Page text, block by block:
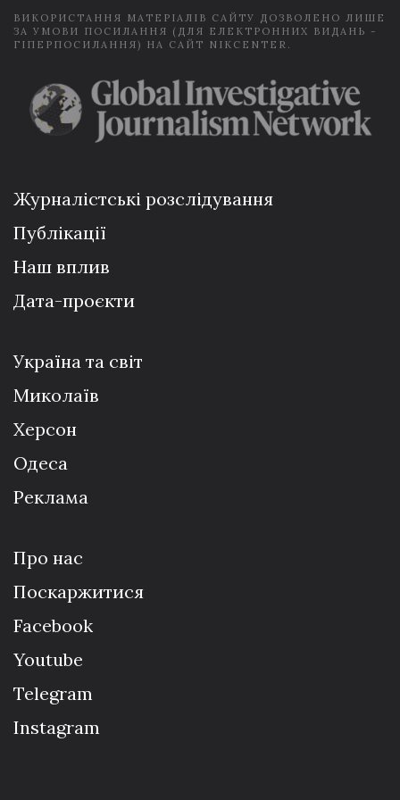
ВИКОРИСТАННЯ МАТЕРІАЛІВ САЙТУ ДОЗВОЛЕНО ЛИШЕ
ЗА УМОВИ ПОСИЛАННЯ (ДЛЯ ЕЛЕКТРОННИХ ВИДАНЬ -
ГІПЕРПОСИЛАННЯ) НА САЙТ NIKCENTER.
Журналістські розслідування
Публікації
Наш вплив
Дата-проєкти
Україна та світ
Миколаїв
Херсон
Одеса
Реклама
Про нас
Поскаржитися
Facebook
Youtube
Telegram
Instagram